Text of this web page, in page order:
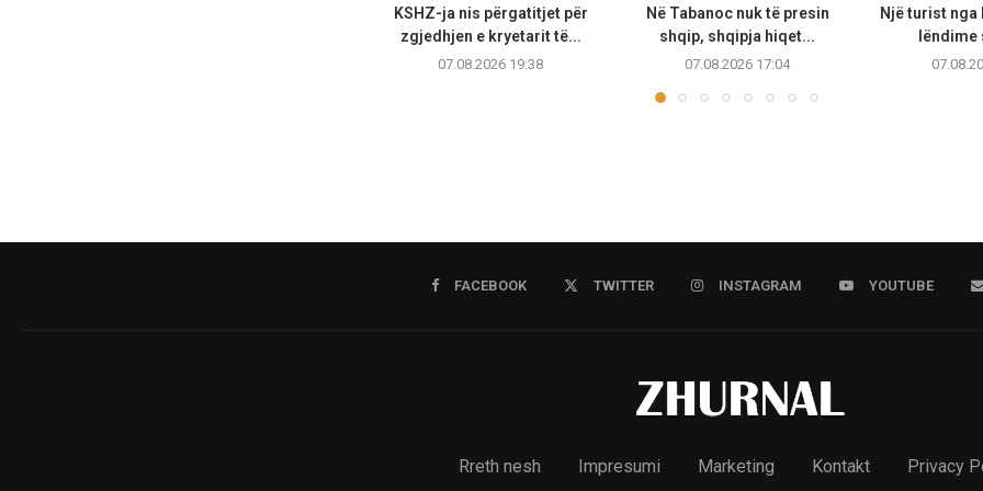
KSHZ-ja nis përgatitjet për
zgjedhjen e kryetarit të...
07.08.2026 19:38
Në Tabanoc nuk të presin
shqip, shqipja hiqet...
07.08.2026 17:04
Një turist nga
FACEBOOK TWITTER INSTAGRAM YOUTUBE
Rreth nesh Impresumi Marketing Kontakt Privacy